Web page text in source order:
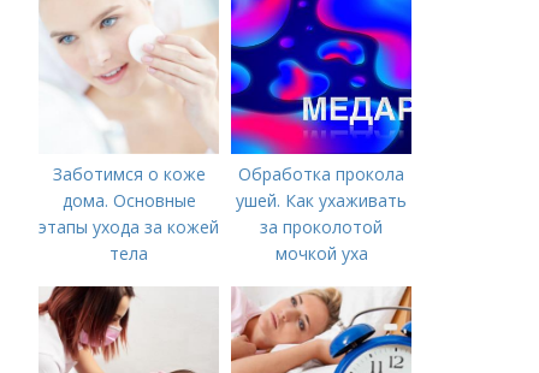
Заботимся о коже
дома. Основные
этапы ухода за кожей
тела
Обработка прокола
ушей. Как ухаживать
за проколотой
мочкой уха